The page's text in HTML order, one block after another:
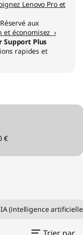
Lenovo Pro et
Réservé aux
et économisez ›
Support Plus
rapides et
€
IA (intelligence